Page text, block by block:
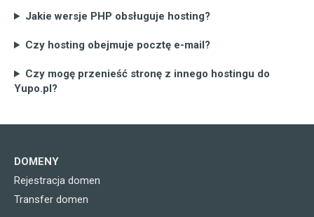
Jakie wersje PHP obsługuje hosting?
Czy hosting obejmuje pocztę e-mail?
Czy mogę przenieść stronę z innego hostingu do
Yupo.pl?
DOMENY
Rejestracja domen
Transfer domen